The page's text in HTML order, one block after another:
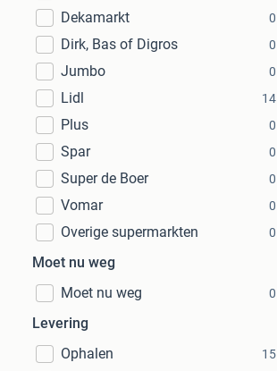
Dekamarkt 0
Dirk, Bas of Digros 0
Jumbo 0
Lidl 14
Plus 0
Spar 0
Super de Boer 0
Vomar 0
Overige supermarkten 0
Moet nu weg
Moet nu weg
0
Levering
Ophalen
15